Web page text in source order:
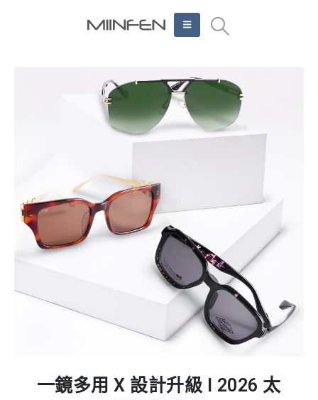
一鏡多用 X 設計升級 l 2026 太